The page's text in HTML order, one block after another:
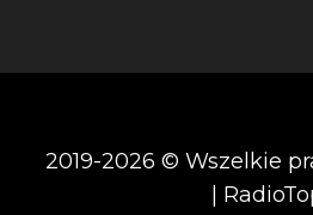
2019-2026 © Wszelkie
|